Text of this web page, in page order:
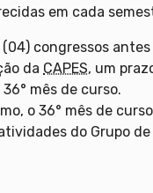
em cada
congressos
da CAPES, um
mês de curso.
o 36° mês de
do Grupo